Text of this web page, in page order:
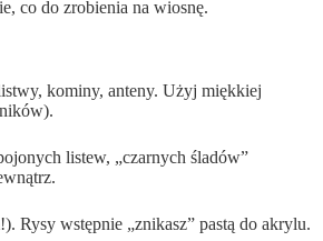
co do zrobienia na wiosnę.
kominy, anteny. Użyj miękkiej
listew, „czarnych śladów”
Rysy wstępnie „znikasz” pastą do akrylu.